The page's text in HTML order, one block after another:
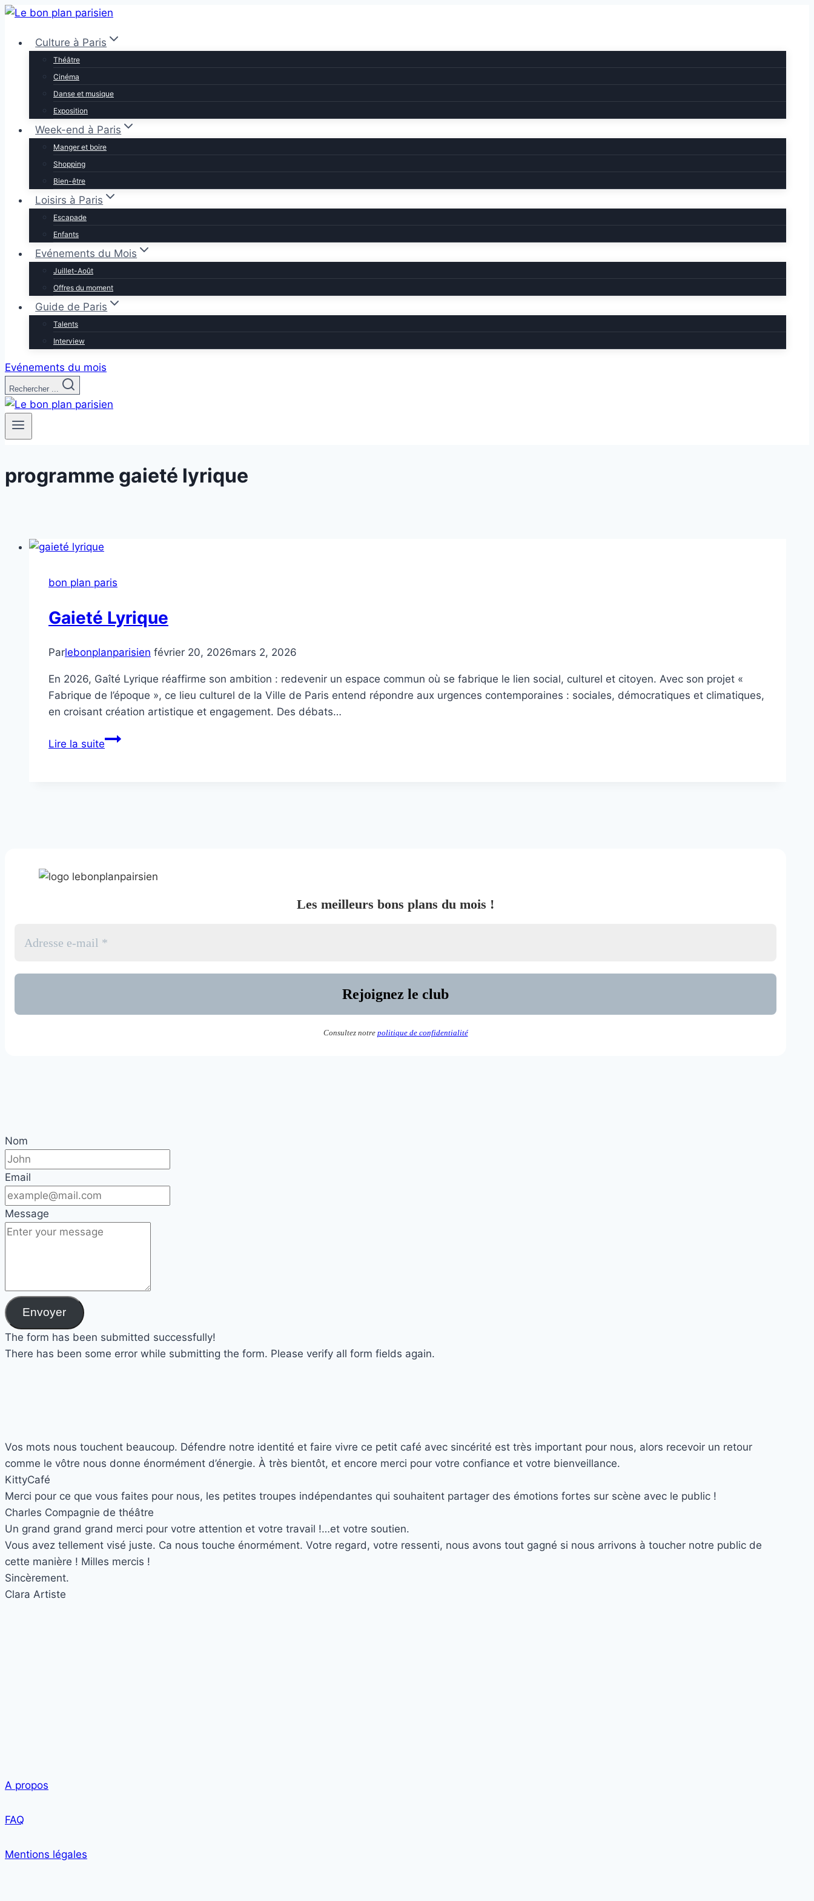
Aller
contenuCulture à Paris
Théâtre
Cinéma
Danse et musique
Exposition
Week-end à Paris
Manger et boire
Shopping
Bien-être
Loisirs à Paris
Escapade
Enfants
Evénements du Mois
Juillet-Août
Offres du moment
Guide de Paris
Talents
Interview
Evénements du mois
Rechercher ...
programme gaieté lyrique
bon plan paris
Gaieté Lyrique
Parlebonplanparisien février 20, 2026mars 2, 2026
En 2026, Gaîté Lyrique réaffirme son ambition : redevenir un espace commun où se fabrique le lien social, culturel et citoyen. Avec son projet «
Fabrique de l’époque », ce lieu culturel de la Ville de Paris entend répondre aux urgences contemporaines : sociales, démocratiques et climatiques,
en croisant création artistique et engagement. Des débats…
Lire la suiteGaieté
Les meilleurs bons plans du mois !
Consultez notre politique de confidentialité
Nom
Email
Message
Envoyer
The form has been submitted successfully!
There has been some error while submitting the form. Please verify all form fields again.
Vos mots nous touchent beaucoup. Défendre notre identité et faire vivre ce petit café avec sincérité est très important pour nous, alors recevoir un retour
comme le vôtre nous donne énormément d’énergie. À très bientôt, et encore merci pour votre confiance et votre bienveillance.
KittyCafé
Merci pour ce que vous faites pour nous, les petites troupes indépendantes qui souhaitent partager des émotions fortes sur scène avec le public !
Charles Compagnie de théâtre
Un grand grand grand merci pour votre attention et votre travail !…et votre soutien.
Vous avez tellement visé juste. Ca nous touche énormément. Votre regard, votre ressenti, nous avons tout gagné si nous arrivons à toucher notre public de
cette manière ! Milles mercis !
Sincèrement.
Clara Artiste
A propos
FAQ
Mentions légales